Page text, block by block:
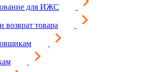
для ИЖС
возврат товара